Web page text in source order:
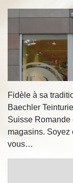
Fidèle à sa
Baechler
Suisse Romande
magasins. Soyez
vous…